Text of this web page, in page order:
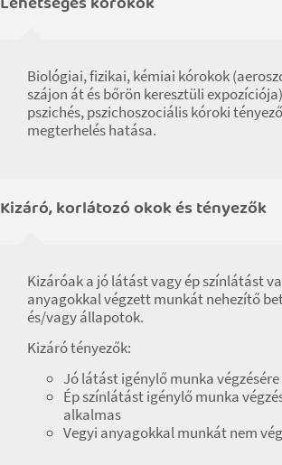
Biológiai, fizikai, kémiai kórokok
szájon át és bőrön keresztüli
pszichés, pszichoszociális kóroki
megterhelés hatása.
Kizáró, korlátozó okok és tényezők
Kizáróak a jó látást vagy ép színlátást
anyagokkal végzett munkát nehezítő
és/vagy állapotok.
Kizáró tényezők:
Jó látást igénylő munka
Ép színlátást igénylő munka
alkalmas
Vegyi anyagokkal munkát nem